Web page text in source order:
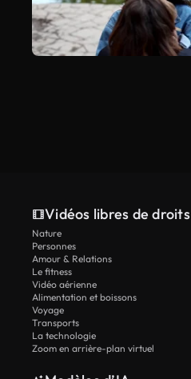
Vidéos libres de droits
Nature
Personnes
Amour & Relations
Le fitness
Vidéo aérienne
Alimentation et boissons
Voyage
Transports
La technologie
Zoom en arrière-plan virtuel